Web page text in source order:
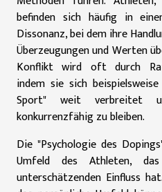
befinden sich häufig in
Dissonanz, bei dem ihre
Überzeugungen und Werten
Konflikt wird oft durch
indem sie sich
Sport" weit verbreitet
konkurrenzfähig zu bleiben.
Die "Psychologie des
Umfeld des Athleten,
unterschätzenden Einfluss